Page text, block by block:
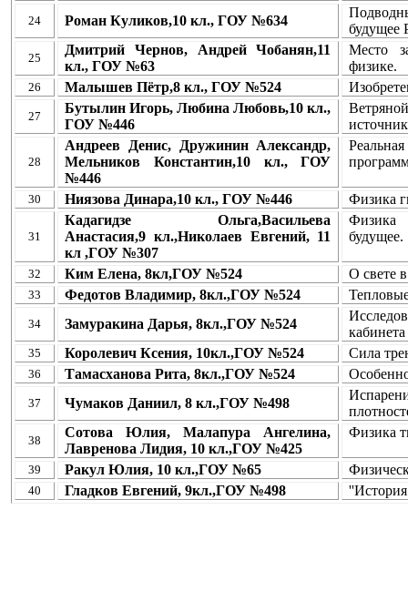
24 Роман Куликов,10 кл., ГОУ №634
будущее
25
Дмитрий Чернов, Андрей Чобанян,11
кл., ГОУ №63
Место
физике.
26 Малышев Пётр,8 кл., ГОУ №524
27
Бутылин Игорь, Любина Любовь,10 кл.,
ГОУ №446
28
Андреев Денис, Дружинин Александр,
Мельников Константин,10 кл., ГОУ
№446
30 Ниязова Динара,10 кл., ГОУ №446 Физика
31
Кадагидзе Ольга,Васильева
Анастасия,9 кл.,Николаев Евгений, 11
кл ,ГОУ №307
будущее.
32 Ким Елена, 8кл,ГОУ №524 О свете
33 Федотов Владимир, 8кл.,ГОУ №524
34 Замуракина Дарья, 8кл.,ГОУ №524
35 Королевич Ксения, 10кл.,ГОУ №524 Сила
36 Тамасханова Рита, 8кл.,ГОУ №524
37 Чумаков Даниил, 8 кл.,ГОУ №498
38
Сотова Юлия, Малапура Ангелина,
Лавренова Лидия, 10 кл.,ГОУ №425
Физика
39 Ракул Юлия, 10 кл.,ГОУ №65
40 Гладков Евгений, 9кл.,ГОУ №498